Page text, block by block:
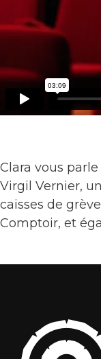
Clara vous parle
Virgil Vernier,
caisses de
Comptoir, et